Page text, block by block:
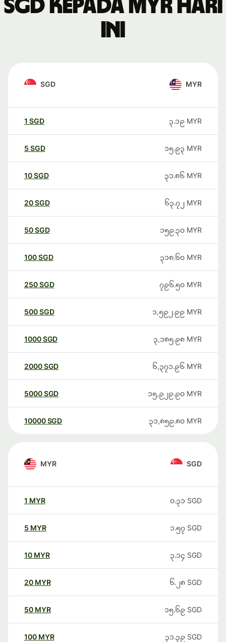
SGD kepada MYR hari
ini
SGD MYR
1 SGD ၃.၁၉ MYR
5 SGD ၁၅.၉၃ MYR
10SGD ၃၁.၈၆ MYR
20SGD ၆၃.၇၂ MYR
50SGD ၁၅၉.၃၀ MYR
100SGD ၃၁၈.၆၀ MYR
250SGD ၇၉၆.၅၀ MYR
500SGD ၁,၅၉၂.၉၉ MYR
1000SGD ၃,၁၈၅.၉၈ MYR
2000SGD ၆,၃၇၁.၉၆ MYR
5000SGD ၁၅,၉၂၉.၉၀ MYR
10000 SGD ၃၁,၈၅၉.၈၀ MYR
MYR SGD
1 MYR ၀.၃၁ SGD
5 MYR ၁.၅၇ SGD
10 MYR ၃.၁၄ SGD
20 MYR ၆.၂၈ SGD
50 MYR ၁၅.၆၉ SGD
100 MYR ၃၁.၃၉ SGD